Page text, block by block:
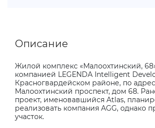
Описание
Жилой комплекс «Малоохтинский,
компанией LEGENDA Intelligent
Красногвардейском районе, по
Малоохтинский проспект, дом 68.
проект, именовавшийся Atlas,
реализовать компания AGG, однако
участок.